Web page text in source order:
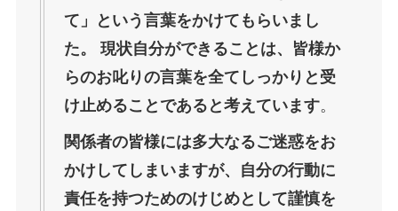
て」という⾔葉をかけてもらいまし
た。 現状⾃分ができることは、皆様か
らのお叱りの⾔葉を全てしっかりと受
け⽌めることであると考えています。
関係者の皆様には多⼤なるご迷惑をお
かけしてしまいますが、⾃分の⾏動に
責任を持つためのけじめとして謹慎を